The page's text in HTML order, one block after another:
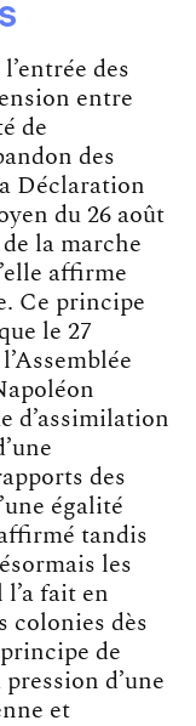
des
entre
de
des
Déclaration
du 26 août
la marche
affirme
Ce principe
le 27
l’Assemblée
d’assimilation
des
égalité
tandis
les
fait en
colonies dès
de
d’une
et